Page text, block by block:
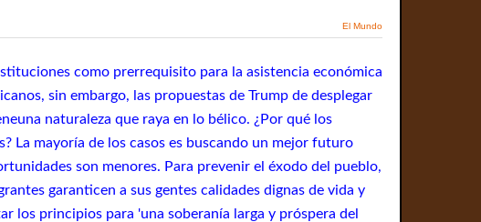
El Mundo
como prerrequisito para la asistencia económica
sin embargo, las propuestas de Trump de desplegar
naturaleza que raya en lo bélico. ¿Por qué los
La mayoría de los casos es buscando un mejor futuro
son menores. Para prevenir el éxodo del pueblo,
garanticen a sus gentes calidades dignas de vida y
los principios para 'una soberanía larga y próspera del